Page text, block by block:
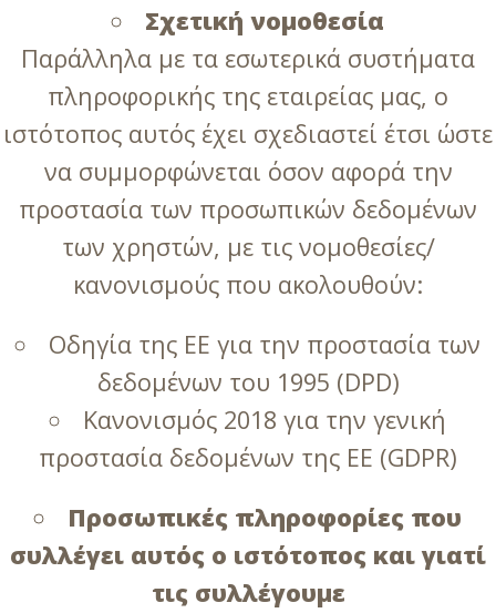
Σχετική νομοθεσία
Παράλληλα με τα εσωτερικά συστήματα
πληροφορικής της εταιρείας μας, ο
ιστότοπος αυτός έχει σχεδιαστεί έτσι ώστε
να συμμορφώνεται όσον αφορά την
προστασία των προσωπικών δεδομένων
των χρηστών, με τις νομοθεσίες/
κανονισμούς που ακολουθούν:
Οδηγία της ΕΕ για την προστασία των
δεδομένων του 1995 (DPD)
Κανονισμός 2018 για την γενική
προστασία δεδομένων της ΕΕ (GDPR)
Προσωπικές πληροφορίες που
συλλέγει αυτός ο ιστότοπος και γιατί
τις συλλέγουμε